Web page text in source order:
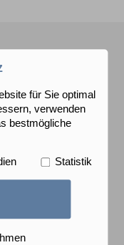
für Sie optimal
verwenden
bestmögliche
Statistik